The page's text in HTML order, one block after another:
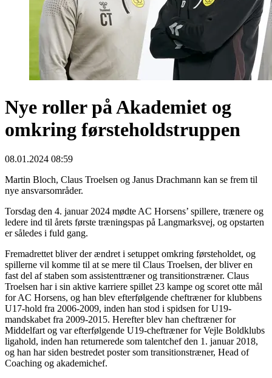
Nye roller på Akademiet og
omkring førsteholdstruppen
08.01.2024 08:59
Martin Bloch, Claus Troelsen og Janus Drachmann kan se frem til
nye ansvarsområder.
Torsdag den 4. januar 2024 mødte AC Horsens’ spillere, trænere og
ledere ind til årets første træningspas på Langmarksvej, og opstarten
er således i fuld gang.
Fremadrettet bliver der ændret i setuppet omkring førsteholdet, og
spillerne vil komme til at se mere til Claus Troelsen, der bliver en
fast del af staben som assistenttræner og transitionstræner. Claus
Troelsen har i sin aktive karriere spillet 23 kampe og scoret otte mål
for AC Horsens, og han blev efterfølgende cheftræner for klubbens
U17-hold fra 2006-2009, inden han stod i spidsen for U19-
mandskabet fra 2009-2015. Herefter blev han cheftræner for
Middelfart og var efterfølgende U19-cheftræner for Vejle Boldklubs
ligahold, inden han returnerede som talentchef den 1. januar 2018,
og han har siden bestredet poster som transitionstræner, Head of
Coaching og akademichef.